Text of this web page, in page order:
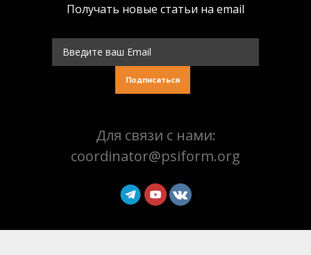
Получать новые статьи на email
Подписаться
Для связи с нами:
coordinator@psiform.org